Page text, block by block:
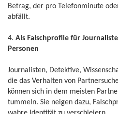
Betrag, der pro Telefonminute
abfällt.
4. Als Falschprofile für
Personen
Journalisten, Detektive,
die das Verhalten von
können sich in dem meisten
tummeln. Sie neigen dazu,